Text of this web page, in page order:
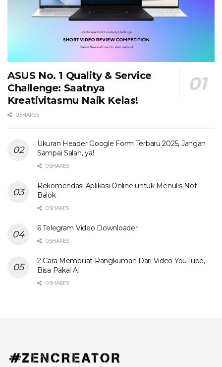
ASUS No. 1 Quality & Service
Challenge: Saatnya
Kreativitasmu Naik Kelas!
0 SHARES
Ukuran Header Google Form Terbaru 2025, Jangan
Sampai Salah, ya!
0 SHARES
Rekomendasi Aplikasi Online untuk Menulis Not
Balok
0 SHARES
6 Telegram Video Downloader
0 SHARES
2 Cara Membuat Rangkuman Dari Video YouTube,
Bisa Pakai AI
0 SHARES